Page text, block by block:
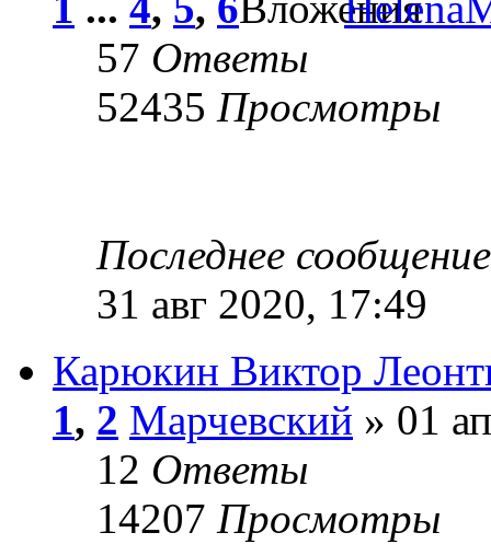
57 Ответы
52435 Просмотры
Последнее
31 авг 2020, 17:49
Карюкин Виктор
1, 2 Марчевский » 01
12 Ответы
14207 Просмотры